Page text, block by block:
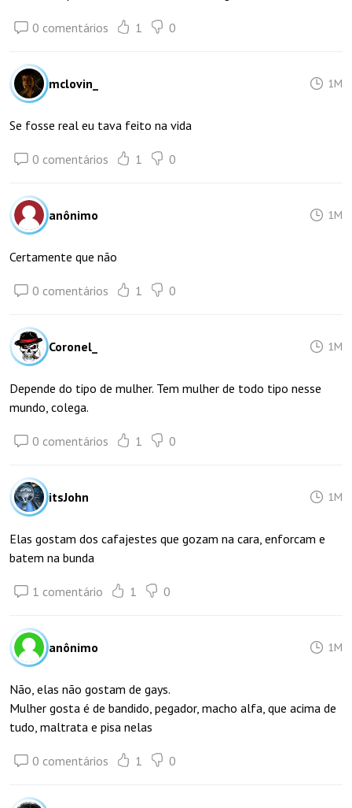
0 comentários 1 0
mclovin_ 1M
Se fosse real eu tava feito na vida
0 comentários 1 0
anônimo 1M
Certamente que não
0 comentários 1 0
Coronel_ 1M
Depende do tipo de mulher. Tem mulher de todo tipo nesse
mundo, colega.
0 comentários 1 0
itsJohn 1M
Elas gostam dos cafajestes que gozam na cara, enforcam e
batem na bunda
1 comentário 1 0
anônimo 1M
Não, elas não gostam de gays.
Mulher gosta é de bandido, pegador, macho alfa, que acima de
tudo, maltrata e pisa nelas
0 comentários 1 0